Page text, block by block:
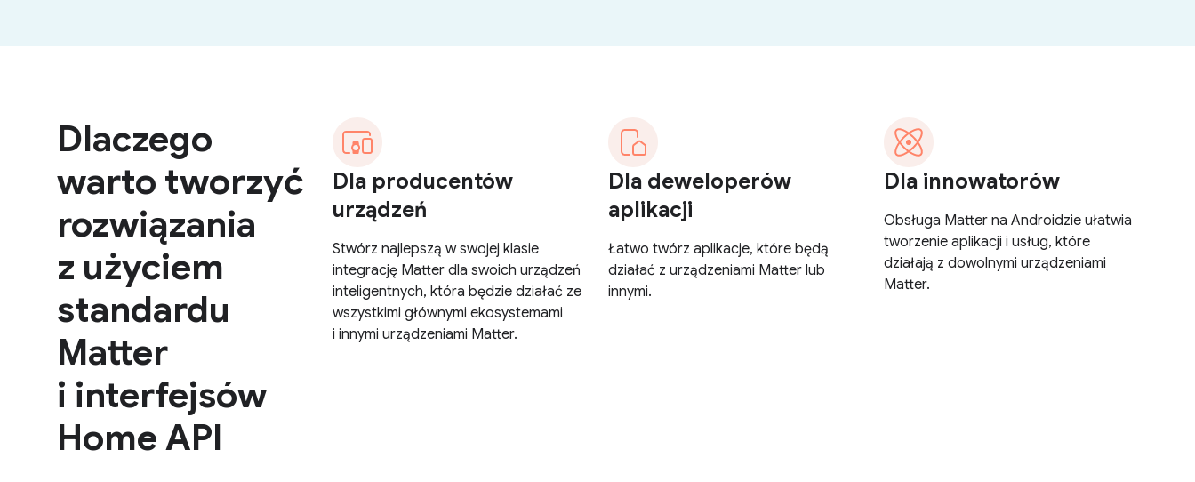
Dlaczego
warto tworzyć
rozwiązania
z użyciem
standardu
Matter
i interfejsów
Home API
Dla producentów
urządzeń
Stwórz najlepszą w swojej klasie
integrację Matter dla swoich urządzeń
inteligentnych, która będzie działać ze
wszystkimi głównymi ekosystemami
i innymi urządzeniami Matter.
Dla deweloperów
aplikacji
Łatwo twórz aplikacje, które będą
działać z urządzeniami Matter lub
innymi.
Dla innowatorów
Obsługa Matter na Androidzie ułatwia
tworzenie aplikacji i usług, które
działają z dowolnymi urządzeniami
Matter.